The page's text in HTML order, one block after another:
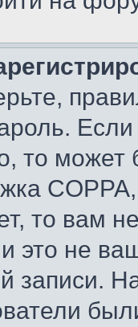
то может
то вам
это не
записи.